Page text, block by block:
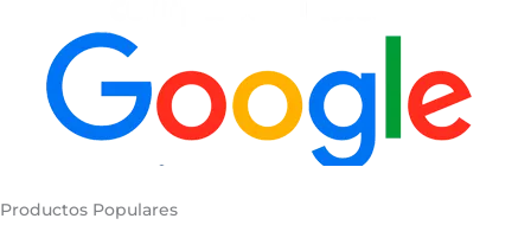
Productos Populares